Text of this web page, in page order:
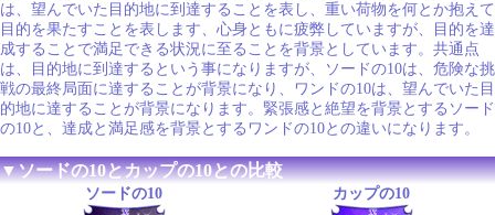
は、望んでいた目的地に到達することを表し、重い荷物を何とか抱えて
目的を果たすことを表します、心身ともに疲弊していますが、目的を達
成することで満足できる状況に至ることを背景としています。共通点
は、目的地に到達するという事になりますが、ソードの10は、危険な挑
戦の最終局面に達することが背景になり、ワンドの10は、望んでいた目
的地に達することが背景になります。緊張感と絶望を背景とするソード
の10と、達成と満足感を背景とするワンドの10との違いになります。
▼ソードの10とカップの10との比較
ソードの10 カップの10